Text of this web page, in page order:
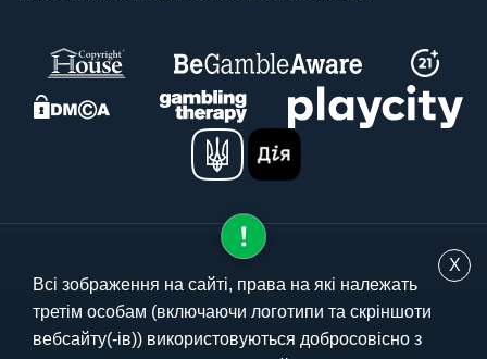
© 2025 stavki.ua
X
Всі зображення на сайті, права на які належать
третім особам (включаючи логотипи та скріншоти
вебсайту(-ів)) використовуються добросовісно з